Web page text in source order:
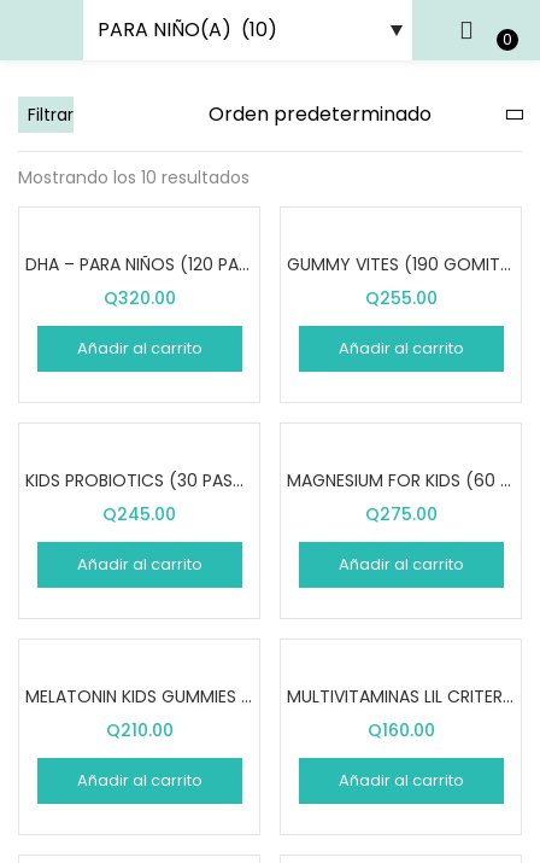
0
Filtrar
Mostrando los 10 resultados
DHA – PARA NIÑOS (120 PASTILLAS MASTICABLES)
Q320.00
Añadir al carrito
GUMMY VITES (190 GOMITAS)
Q255.00
Añadir al carrito
KIDS PROBIOTICS (30 PASTILLAS MASTICABLES)
Q245.00
Añadir al carrito
MAGNESIUM FOR KIDS (60 GOMITAS)
Q275.00
Añadir al carrito
MELATONIN KIDS GUMMIES (90 GOMITAS)
Q210.00
Añadir al carrito
MULTIVITAMINAS LIL CRITERS (60 GOMITAS)
Q160.00
Añadir al carrito
ENTRAR REGISTRARSE
Introduce tu nombre de usuario y contraseña para iniciar
sesión.
¿Contraseña perdida?